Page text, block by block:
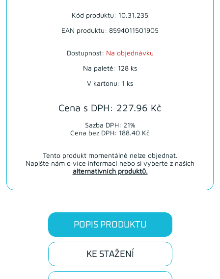
Cena s DPH: 227.96 Kč
Sazba DPH: 21%
Cena bez DPH: 188.40 Kč
Kód produktu: 10.31.235
EAN produktu: 8594011501905
Dostupnost: Na objednávku
Na paletě: 128 ks
V kartonu: 1 ks
Tento produkt momentálně nelze objednat.
Napište nám o více informací nebo si vyberte z našich
alternativních produktů.
POPIS PRODUKTU
KE STAŽENÍ